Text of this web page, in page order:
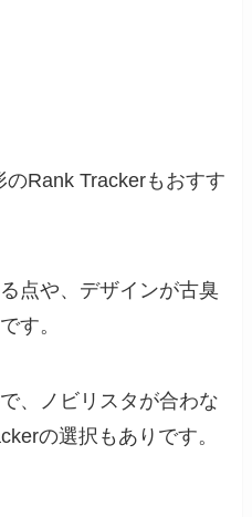
Rank Trackerもおすす
点や、デザインが古臭
す。
、ノビリスタが合わな
の選択もありです。